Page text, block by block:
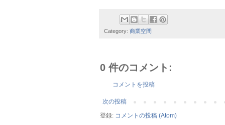
Category: 商業空間
0 件のコメント:
コメントを投稿
次の投稿
登録: コメントの投稿 (Atom)